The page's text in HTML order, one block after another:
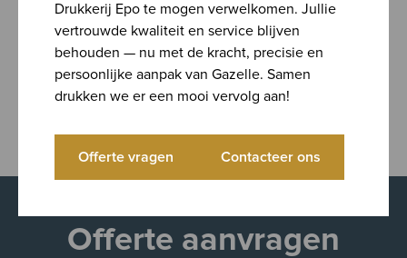
Offerte aanvragen
Drukkerij Epo te mogen verwelkomen. Jullie
vertrouwde kwaliteit en service blijven
behouden — nu met de kracht, precisie en
persoonlijke aanpak van Gazelle. Samen
drukken we er een mooi vervolg aan!
Offerte vragen Contacteer ons